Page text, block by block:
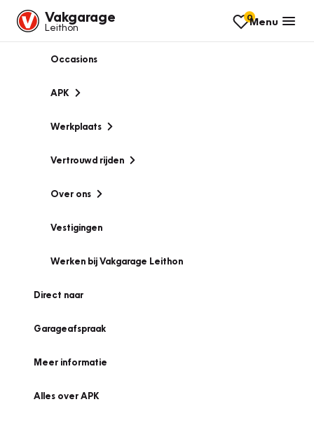
Vakgarage
Leithon
0Menu
Occasions
APK
Werkplaats
Vertrouwd rijden
Over ons
Vestigingen
Werken bij Vakgarage Leithon
Direct naar
Garageafspraak
Meer informatie
Alles over APK